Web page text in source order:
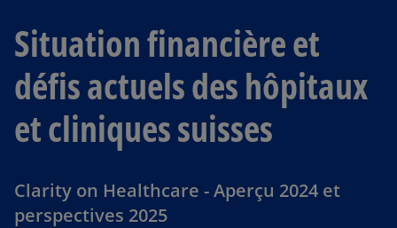
Situation financière et
défis actuels des hôpitaux
et cliniques suisses
Clarity on Healthcare - Aperçu 2024 et
perspectives 2025